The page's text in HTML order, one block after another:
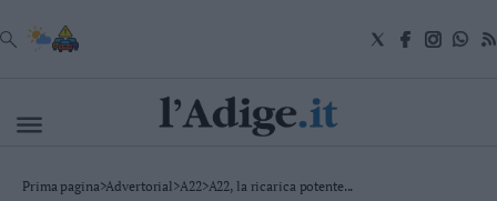
VAI
Cronaca
Prima pagina>Advertorial>A22>A22, la ricarica potente...